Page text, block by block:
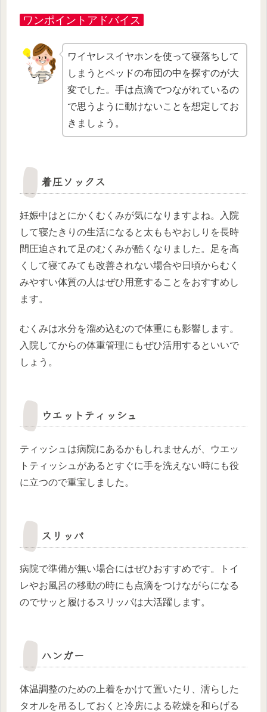
ワンポイントアドバイス
ワイヤレスイヤホンを使って寝落ちして
しまうとベッドの布団の中を探すのが大
変でした。手は点滴でつながれているの
で思うように動けないことを想定してお
きましょう。
着圧ソックス
妊娠中はとにかくむくみが気になりますよね。入院
して寝たきりの生活になると太ももやおしりを長時
間圧迫されて足のむくみが酷くなりました。足を高
くして寝てみても改善されない場合や日頃からむく
みやすい体質の人はぜひ用意することをおすすめし
ます。
むくみは水分を溜め込むので体重にも影響します。
入院してからの体重管理にもぜひ活用するといいで
しょう。
ウエットティッシュ
ティッシュは病院にあるかもしれませんが、ウエッ
トティッシュがあるとすぐに手を洗えない時にも役
に立つので重宝しました。
スリッパ
病院で準備が無い場合にはぜひおすすめです。トイ
レやお風呂の移動の時にも点滴をつけながらになる
のでサッと履けるスリッパは大活躍します。
ハンガー
体温調整のための上着をかけて置いたり、濡らした
タオルを吊るしておくと冷房による乾燥を和らげる